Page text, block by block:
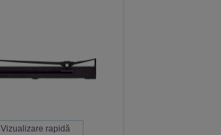
Vizualizare rapidă